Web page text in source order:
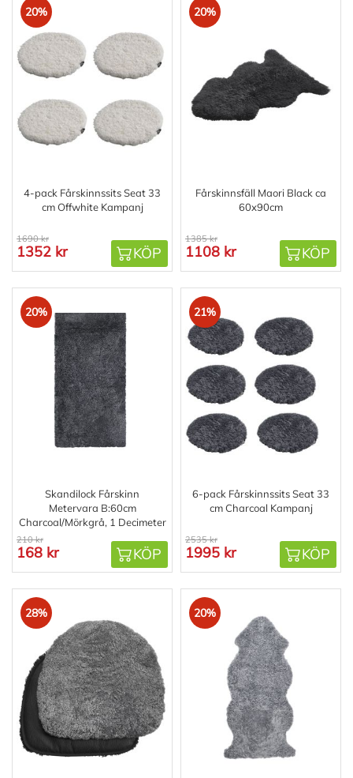
20%
4-pack Fårskinnssits Seat 33
cm Offwhite Kampanj
1690 kr
1352 kr KÖP
20%
Fårskinnsfäll Maori Black ca
60x90cm
1385 kr
1108 kr KÖP
20%
Skandilock Fårskinn
Metervara B:60cm
Charcoal/Mörkgrå, 1 Decimeter
210 kr
168 kr KÖP
21%
6-pack Fårskinnssits Seat 33
cm Charcoal Kampanj
2535 kr
1995 kr KÖP
28% 20%